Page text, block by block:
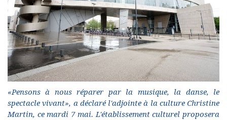
«Pensons à nous réparer par la musique, la danse, le
spectacle vivant», a déclaré l'adjointe à la culture Christine
Martin, ce mardi 7 mai. L'établissement culturel proposera